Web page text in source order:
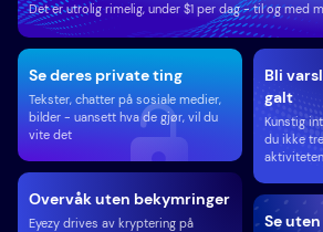
Overvåk uten bekymringer
Eyezy drives av kryptering på
Se deres private ting
Tekster, chatter på sosiale medier,
bilder - uansett hva de gjør, vil du
vite det
Det er utrolig rimelig, under $1 per dag - til og med
Bli
galt
Kunstig
du ikke
Se